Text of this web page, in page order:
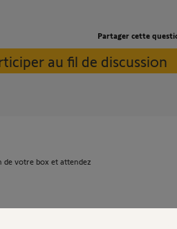
Partager cette
au fil de discussion
de votre box et attendez